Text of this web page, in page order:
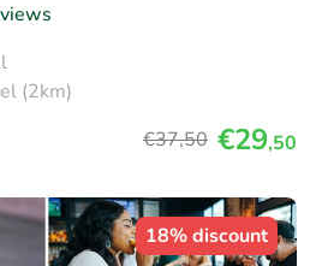
(2km)
€37,50 €29,50
18% discount